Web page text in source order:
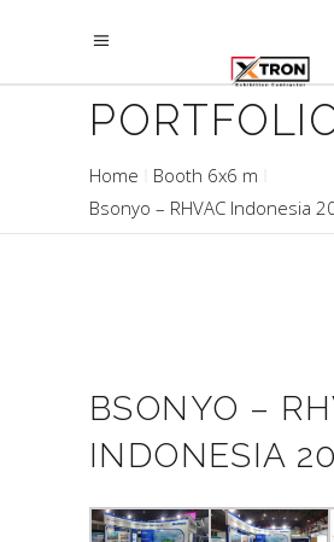
Home
Booth 6x6 m
Bsonyo – RHVAC Indonesia
BSONYO –
INDONESIA